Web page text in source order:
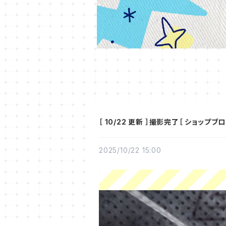
［ 10/22 更新 ］撮影完了［ ショップブロ
2025/10/22 15:00